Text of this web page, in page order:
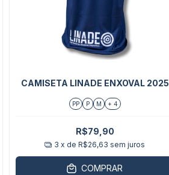
CAMISETA LINADE ENXOVAL 2025
PP P M + 4
R$79,90
3 x de R$26,63 sem juros
COMPRAR